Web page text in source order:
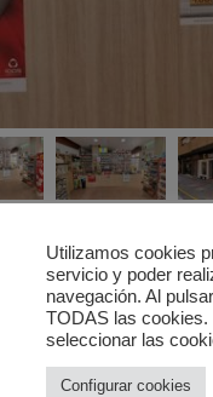
Utilizamos cookies
servicio y poder
navegación. Al
TODAS las cookies.
seleccionar las
Configurar cookies